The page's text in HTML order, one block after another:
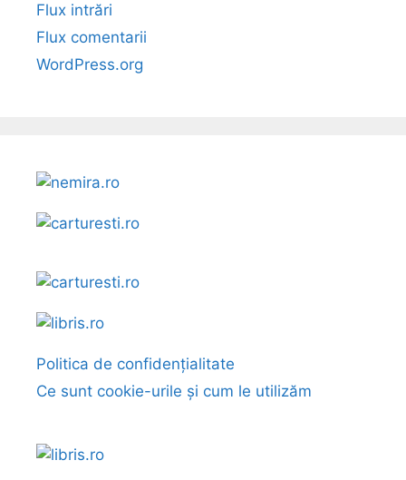
Flux intrări
Flux comentarii
WordPress.org
Politica de confidențialitate
Ce sunt cookie-urile și cum le utilizăm